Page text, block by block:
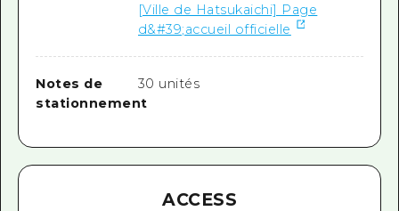
[Ville de Hatsukaichi] Page
d&#39;accueil officielle
Notes de
stationnement
30 unités
ACCESS